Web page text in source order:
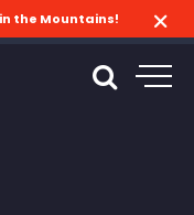
the Mountains!